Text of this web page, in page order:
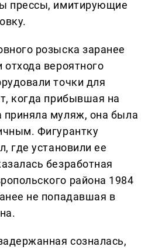
прессы, имитирующие
розыска заранее
отхода вероятного
точки для
когда прибывшая на
приняла муляж, она была
Фигурантку
где установили ее
безработная
района 1984
не попадавшая в
созналась,